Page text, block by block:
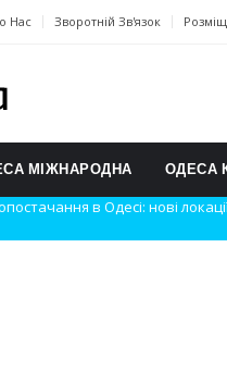
Нас Зворотній Зв'язок
МІЖНАРОДНА ОДЕСА
атака на Одесу: наслідки
одеситів на європейському